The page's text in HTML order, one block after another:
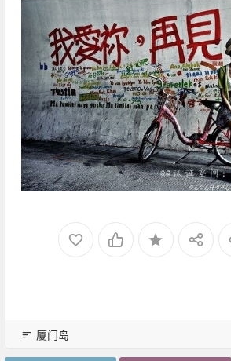
厦门岛